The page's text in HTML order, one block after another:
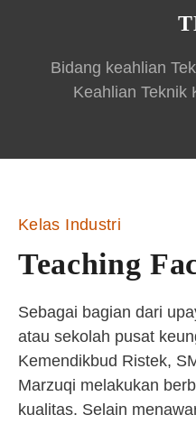
Bidang keahlian
Keahlian Teknik
Kelas Industri
Teaching
Sebagai bagian dari
atau sekolah pusat
Kemendikbud Ristek,
Marzuqi melakukan
kualitas. Selain